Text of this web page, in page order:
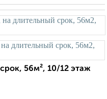
56м², 10/12 этаж